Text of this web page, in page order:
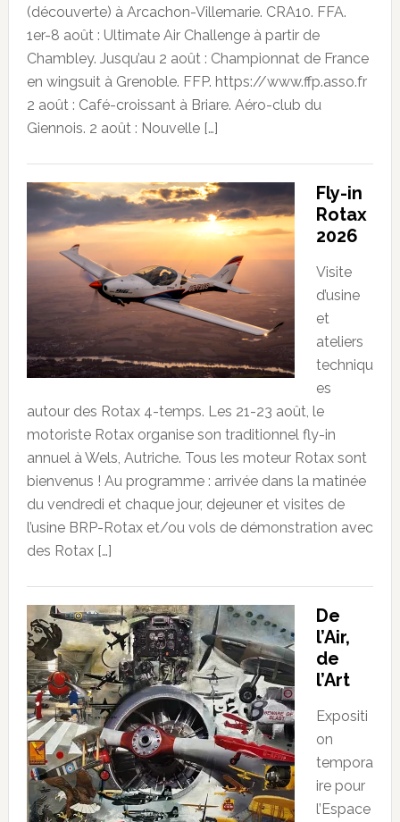
(découverte) à Arcachon-Villemarie. CRA10. FFA.
1er-8 août : Ultimate Air Challenge à partir de
Chambley. Jusqu’au 2 août : Championnat de France
en wingsuit à Grenoble. FFP. https://www.ffp.asso.fr
2 août : Café-croissant à Briare. Aéro-club du
Giennois. 2 août : Nouvelle […]
Fly-in
Rotax
2026
Visite
d’usine
et
ateliers
techniqu
es
autour des Rotax 4-temps. Les 21-23 août, le
motoriste Rotax organise son traditionnel fly-in
annuel à Wels, Autriche. Tous les moteur Rotax sont
bienvenus ! Au programme : arrivée dans la matinée
du vendredi et chaque jour, dejeuner et visites de
l’usine BRP-Rotax et/ou vols de démonstration avec
des Rotax […]
De
l’Air,
de
l’Art
Expositi
on
tempora
ire pour
l’Espace